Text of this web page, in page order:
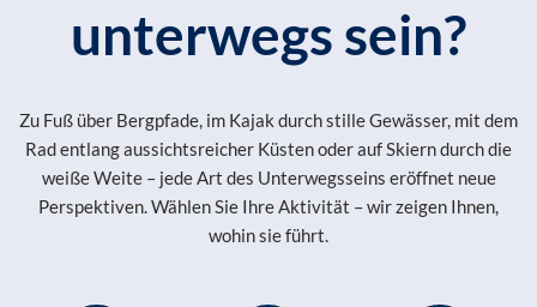
unterwegs sein?
Zu Fuß über Bergpfade, im Kajak durch stille Gewässer, mit dem
Rad entlang aussichtsreicher Küsten oder auf Skiern durch die
weiße Weite – jede Art des Unterwegsseins eröffnet neue
Perspektiven. Wählen Sie Ihre Aktivität – wir zeigen Ihnen,
wohin sie führt.